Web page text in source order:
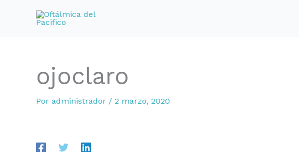
contenido
ojoclaro
Por administrador / 2 marzo, 2020